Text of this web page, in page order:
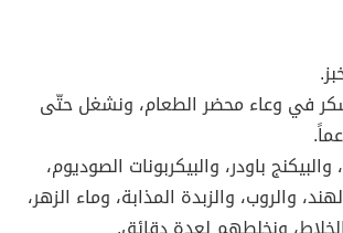
في وعاء محضر الطعام، ونشغل حتّى
باودر، والبيكربونات الصوديوم،
والروب، والزبدة المذابة، وماء الزهر،